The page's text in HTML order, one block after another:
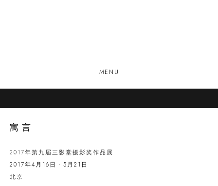
MENU
寓言
2017年第九届三影堂摄影奖作品展
2017年4月16日 - 5月21日
北京